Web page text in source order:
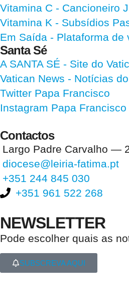
Vitamina C - Cancioneiro
Vitamina K - Subsídios
Em Saída - Plataforma de
Santa Sé
A SANTA SÉ - Site do
Vatican News - Notícias
Twitter Papa Francisco
Instagram Papa Francisco
Contactos
Largo Padre Carvalho —
diocese@leiria-fatima.pt
+351 244 845 030
+351 961 522 268
NEWSLETTER
Pode escolher quais as
SUBSCREVA AQUI